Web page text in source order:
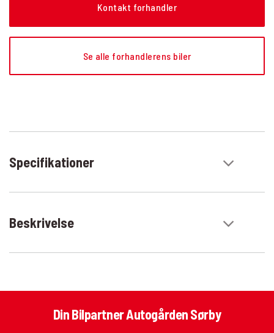
Kontakt forhandler
Se alle forhandlerens biler
Specifikationer
Beskrivelse
Din Bilpartner Autogården Sørby